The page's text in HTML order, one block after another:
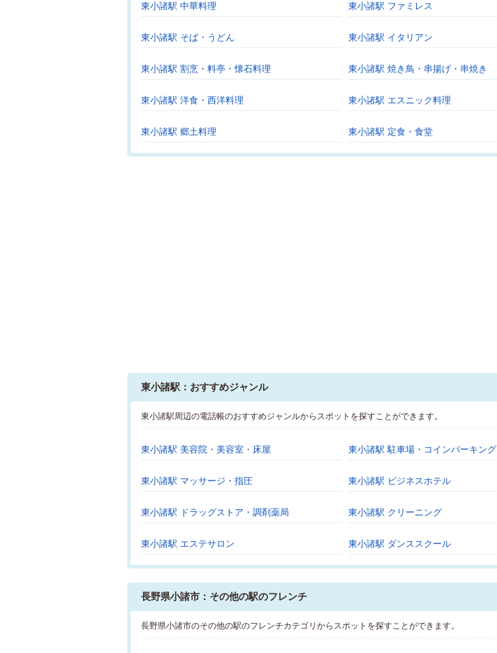
東小諸駅 中華料理 東小諸駅 ファミレス
東小諸駅 そば・うどん 東小諸駅 イタリアン
東小諸駅 割烹・料亭・懐石料理 東小諸駅 焼き鳥・串揚げ・串焼き
東小諸駅 洋食・西洋料理 東小諸駅 エスニック料理
東小諸駅 郷土料理 東小諸駅 定食・食堂
東小諸駅：おすすめジャンル
東小諸駅周辺の電話帳のおすすめジャンルからスポットを探すことができます。
東小諸駅 美容院・美容室・床屋 東小諸駅 駐車場・コインパーキング
東小諸駅 マッサージ・指圧 東小諸駅 ビジネスホテル
東小諸駅 ドラッグストア・調剤薬局 東小諸駅 クリーニング
東小諸駅 エステサロン 東小諸駅 ダンススクール
長野県小諸市：その他の駅のフレンチ
長野県小諸市のその他の駅のフレンチカテゴリからスポットを探すことができます。